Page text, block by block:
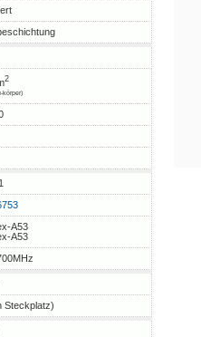
2
körper)
A53
A53
Steckplatz)